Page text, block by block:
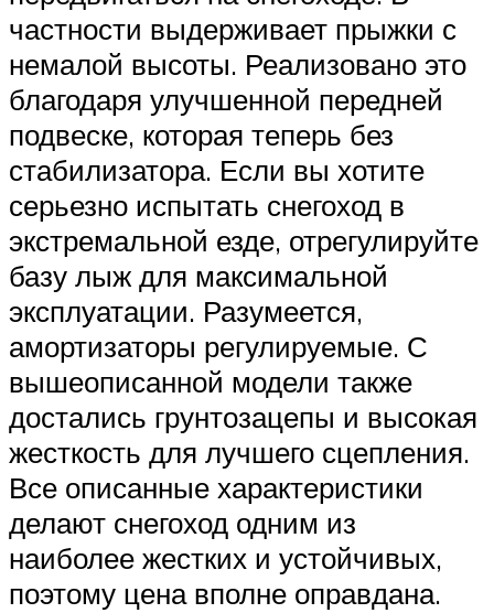
частности выдерживает прыжки с
немалой высоты. Реализовано это
благодаря улучшенной передней
подвеске, которая теперь без
стабилизатора. Если вы хотите
серьезно испытать снегоход в
экстремальной езде, отрегулируйте
базу лыж для максимальной
эксплуатации. Разумеется,
амортизаторы регулируемые. С
вышеописанной модели также
достались грунтозацепы и высокая
жесткость для лучшего сцепления.
Все описанные характеристики
делают снегоход одним из
наиболее жестких и устойчивых,
поэтому цена вполне оправдана.